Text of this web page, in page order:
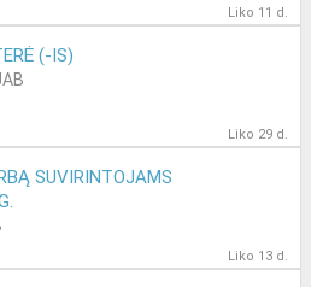
Liko 11 d.
(-IS)
Liko 29 d.
SUVIRINTOJAMS
Liko 13 d.